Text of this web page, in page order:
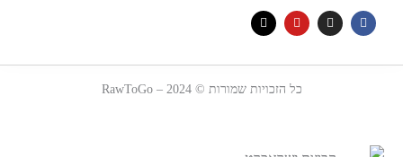
כל הזכויות שמורות © 2024 – RawToGo